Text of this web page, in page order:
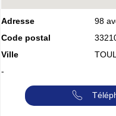
Adresse
98
Code postal
Ville
-